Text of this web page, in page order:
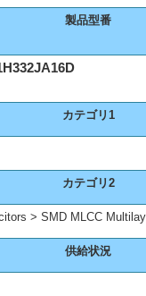
製品型番
カテゴリ1
カテゴリ2
> SMD MLCC
供給状況